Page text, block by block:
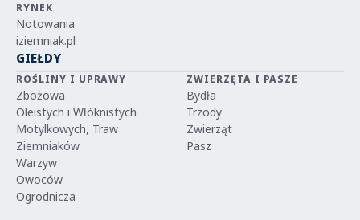
RYNEK
Notowania
iziemniak.pl
GIEŁDY
ROŚLINY I UPRAWY
Zbożowa
Oleistych i Włóknistych
Motylkowych, Traw
Ziemniaków
Warzyw
Owoców
Ogrodnicza
ZWIERZĘTA I PASZE
Bydła
Trzody
Zwierząt
Pasz